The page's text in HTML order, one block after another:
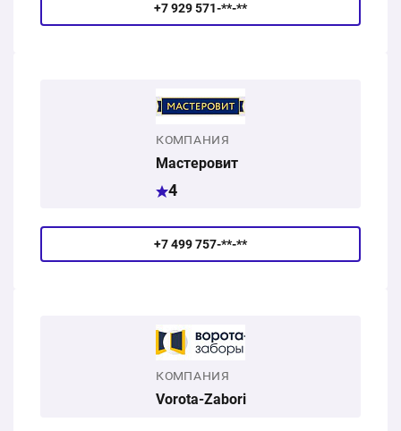
+7 929 571-**-**
КОМПАНИЯ
Мастеровит
4
+7 499 757-**-**
КОМПАНИЯ
Vorota-Zabori